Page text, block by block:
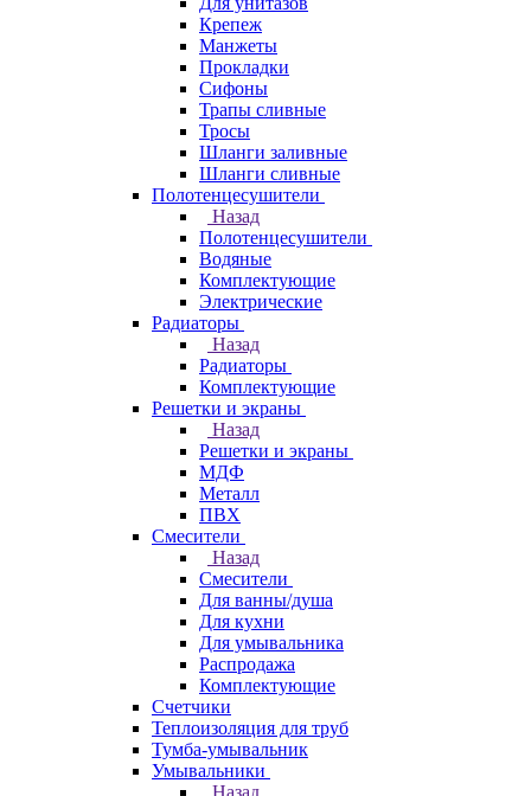
Крепеж
Манжеты
Прокладки
Сифоны
Трапы сливные
Тросы
Шланги заливные
Шланги сливные
Полотенцесушители
Назад
Полотенцесушители
Водяные
Комплектующие
Электрические
Радиаторы
Назад
Радиаторы
Комплектующие
Решетки и экраны
Назад
Решетки и экраны
МДФ
Металл
ПВХ
Смесители
Назад
Смесители
Для ванны/душа
Для кухни
Для умывальника
Распродажа
Комплектующие
Счетчики
Теплоизоляция для труб
Тумба-умывальник
Умывальники
Назад